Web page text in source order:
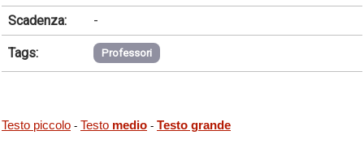
Scadenza: -
Tags: Professori
Testo piccolo - Testo medio - Testo grande